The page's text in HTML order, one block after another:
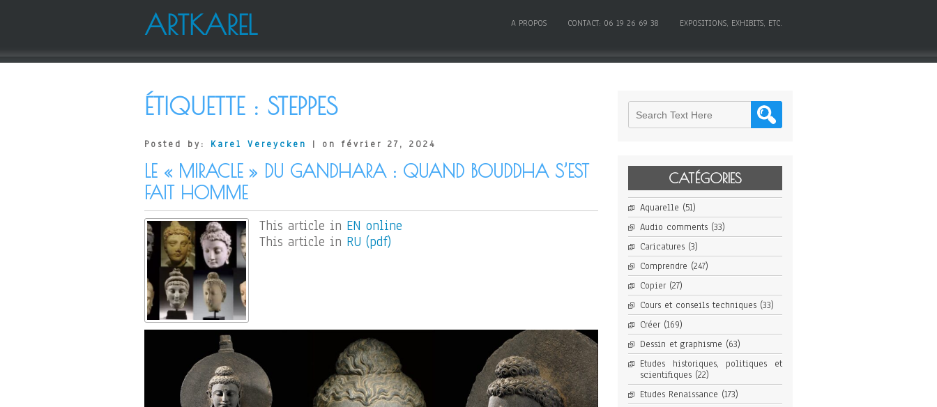
ARTKAREL A PROPOS CONTACT: 06 19 26 69 38 EXPOSITIONS, EXHIBITS, ETC.
ÉTIQUETTE : STEPPES
Posted by: Karel Vereycken | on février 27, 2024
LE « MIRACLE » DU GANDHARA : QUAND BOUDDHA S’EST
FAIT HOMME
This article in EN online
This article in RU (pdf)
CATÉGORIES
Aquarelle (51)
Audio comments(33)
Caricatures(3)
Comprendre (247)
Copier(27)
Cours et conseils techniques(33)
Créer(169)
Dessin et graphisme (63)
Etudes historiques, politiques et
scientifiques(22)
Etudes Renaissance (173)